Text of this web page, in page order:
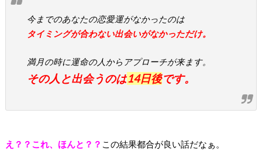
今までのあなたの恋愛運がなかったのは
タイミングが合わない出会いがなかっただけ。
満月の時に運命の人からアプローチが来ます。
その人と出会うのは14日後です。
え？？これ、ほんと？？ この結果都合が良い話だなぁ。